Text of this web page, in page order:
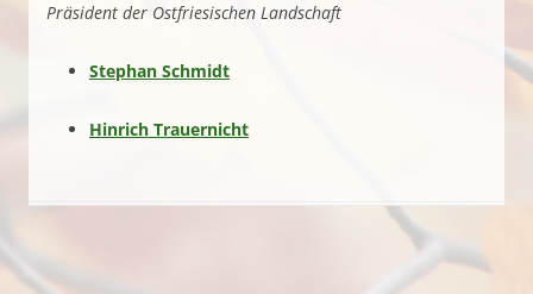
Präsident der Ostfriesischen Landschaft
Stephan Schmidt
Hinrich Trauernicht